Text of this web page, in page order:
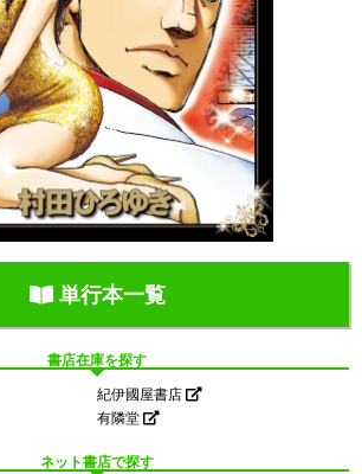
単行本一覧
書店在庫を探す
紀伊國屋書店
有隣堂
ネット書店で探す